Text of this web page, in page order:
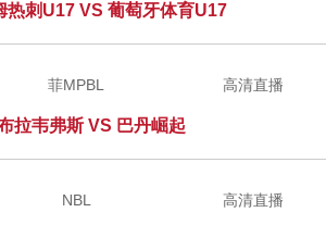
热刺U17 VS 葡萄牙体育U17
菲MPBL
拉韦弗斯 VS 巴丹崛起
高清直播
NBL 高清直播